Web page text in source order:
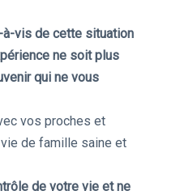
vis de cette situation
ne soit plus
qui ne vous
vos proches et
de famille saine et
de votre vie et ne